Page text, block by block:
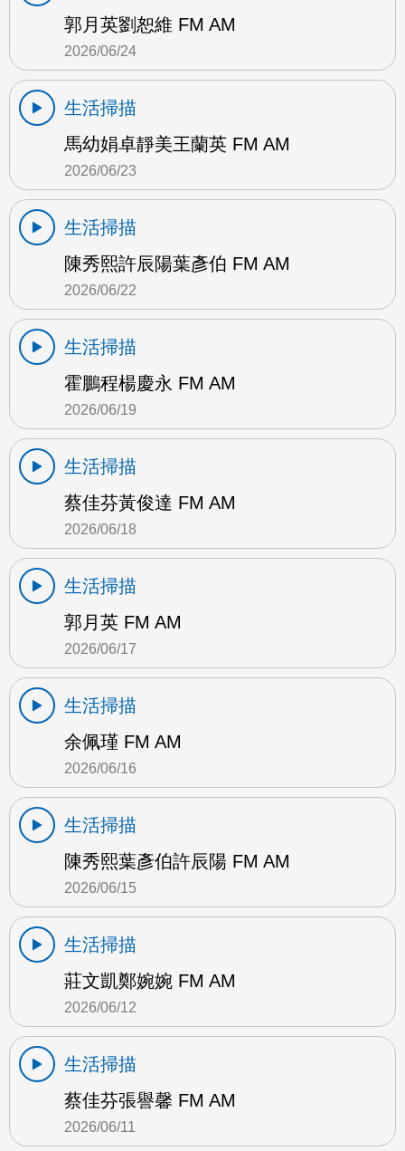
郭月英劉恕維 FM AM
2026/06/24
生活掃描
馬幼娟卓靜美王蘭英 FM AM
2026/06/23
生活掃描
陳秀熙許辰陽葉彥伯 FM AM
2026/06/22
生活掃描
霍鵬程楊慶永 FM AM
2026/06/19
生活掃描
蔡佳芬黃俊達 FM AM
2026/06/18
生活掃描
郭月英 FM AM
2026/06/17
生活掃描
余佩瑾 FM AM
2026/06/16
生活掃描
陳秀熙葉彥伯許辰陽 FM AM
2026/06/15
生活掃描
莊文凱鄭婉婉 FM AM
2026/06/12
生活掃描
蔡佳芬張譽馨 FM AM
2026/06/11